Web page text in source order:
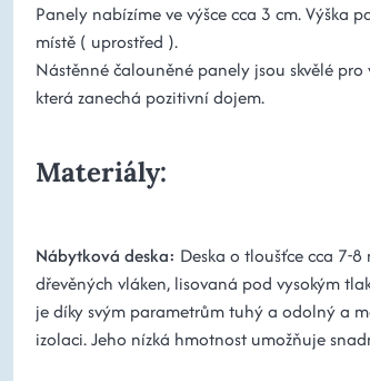
Panely nabízíme ve výšce cca 3 cm. Výška
místě ( uprostřed ).
Nástěnné čalouněné panely jsou skvělé
která zanechá pozitivní dojem.
Materiály:
Nábytková deska: Deska o tloušťce cca 7-
dřevěných vláken, lisovaná pod vysokým
je díky svým parametrům tuhý a odolný a
izolaci. Jeho nízká hmotnost umožňuje